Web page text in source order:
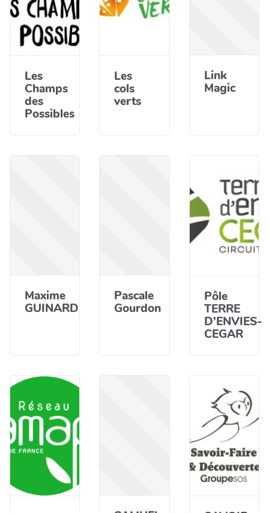
Les
Champs
des
Possibles
Les
cols
verts
Link
Magic
Maxime
GUINARD
Pascale
Gourdon
Pôle
TERRE
D'ENVIES-
CEGAR